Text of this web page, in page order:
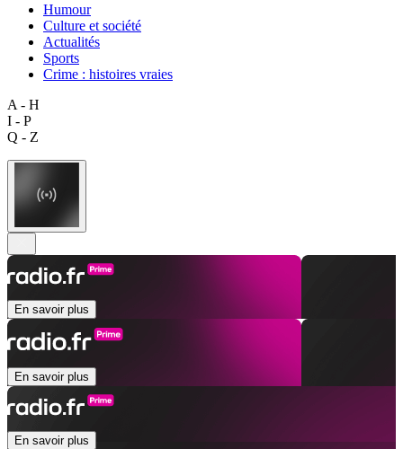
Humour
Culture et société
Actualités
Sports
Crime : histoires vraies
A - H
I - P
Q - Z
En savoir plus
En savoir plus
En savoir plus